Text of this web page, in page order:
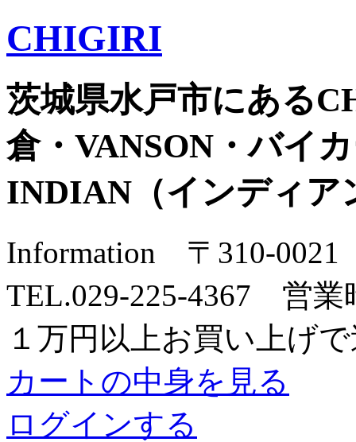
CHIGIRI
茨城県水戸市にある
倉・VANSON・バイ
INDIAN（インディア
Information 〒310-
TEL.029-225-4367 営業
１万円以上お買い上げ
カートの中身を見る
ログインする